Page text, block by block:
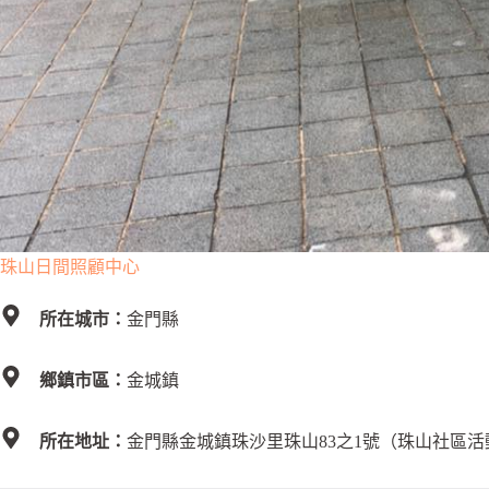
珠山日間照顧中心
所在城市： 金門縣
鄉鎮市區： 金城鎮
所在地址： 金門縣金城鎮珠沙里珠山83之1號（珠山社區